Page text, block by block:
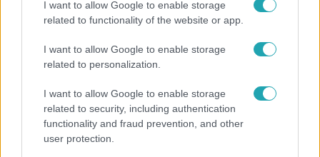
I want to allow Google to enable storage
related to functionality of the website or app.
I want to allow Google to enable storage
related to personalization.
I want to allow Google to enable storage
related to security, including authentication
functionality and fraud prevention, and other
user protection.
Horoszkóp
Ennek a 3 csillagjegynek sorsfordító találkozást